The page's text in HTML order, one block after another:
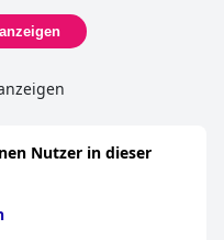
Nutzer in dieser